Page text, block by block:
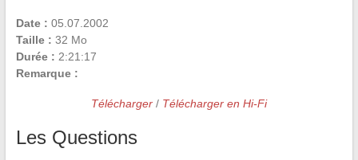
Date : 05.07.2002
Taille : 32 Mo
Durée : 2:21:17
Remarque :
Télécharger/ Télécharger en Hi-Fi
Les Questions